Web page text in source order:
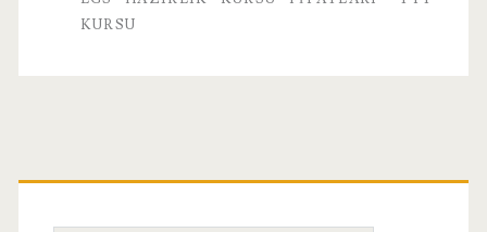
KURSU
Birincil